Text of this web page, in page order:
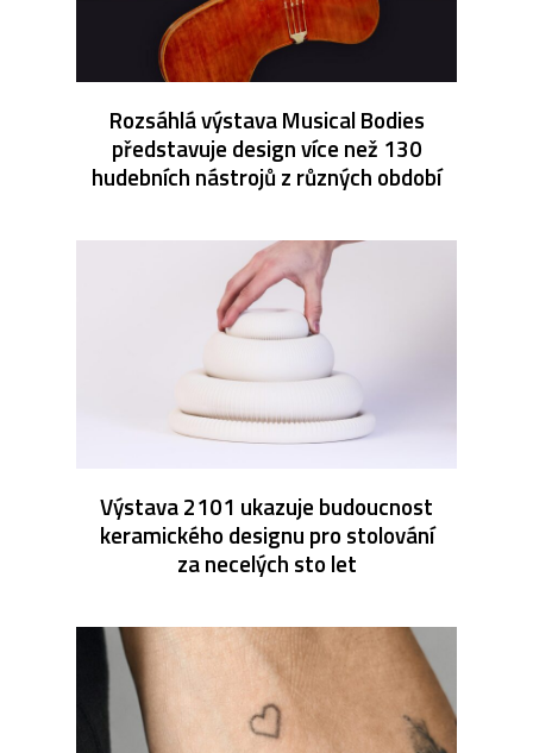
Rozsáhlá výstava Musical Bodies
představuje design více než 130
hudebních nástrojů z různých období
Výstava 2101 ukazuje budoucnost
keramického designu pro stolování
za necelých sto let